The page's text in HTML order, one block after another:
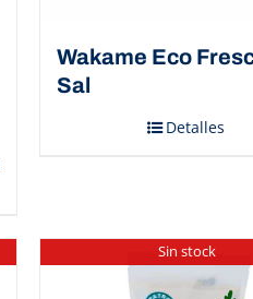
Wakame Eco
Sal
Detalles
Sin stock